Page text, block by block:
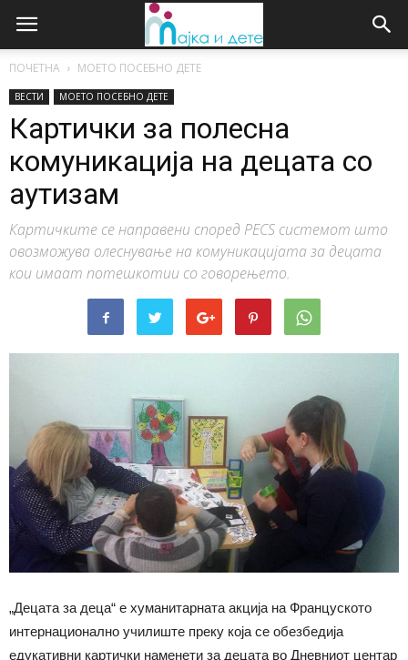
ПОЧЕТНА МОЕТО ПОСЕБНО ДЕТЕ
ВЕСТИ МОЕТО ПОСЕБНО ДЕТЕ
Картички за полесна
комуникација на децата со
аутизам
Картичките се направени според PECS системот што
овозможува олеснување на комуникацијата за децата
кои имаат потешкотии со говорењето.
„Децата за деца“ е хуманитарната акција на Француското
интернационално училиште преку која се обезбедија
едукативни картички наменети за децата во Дневниот центар